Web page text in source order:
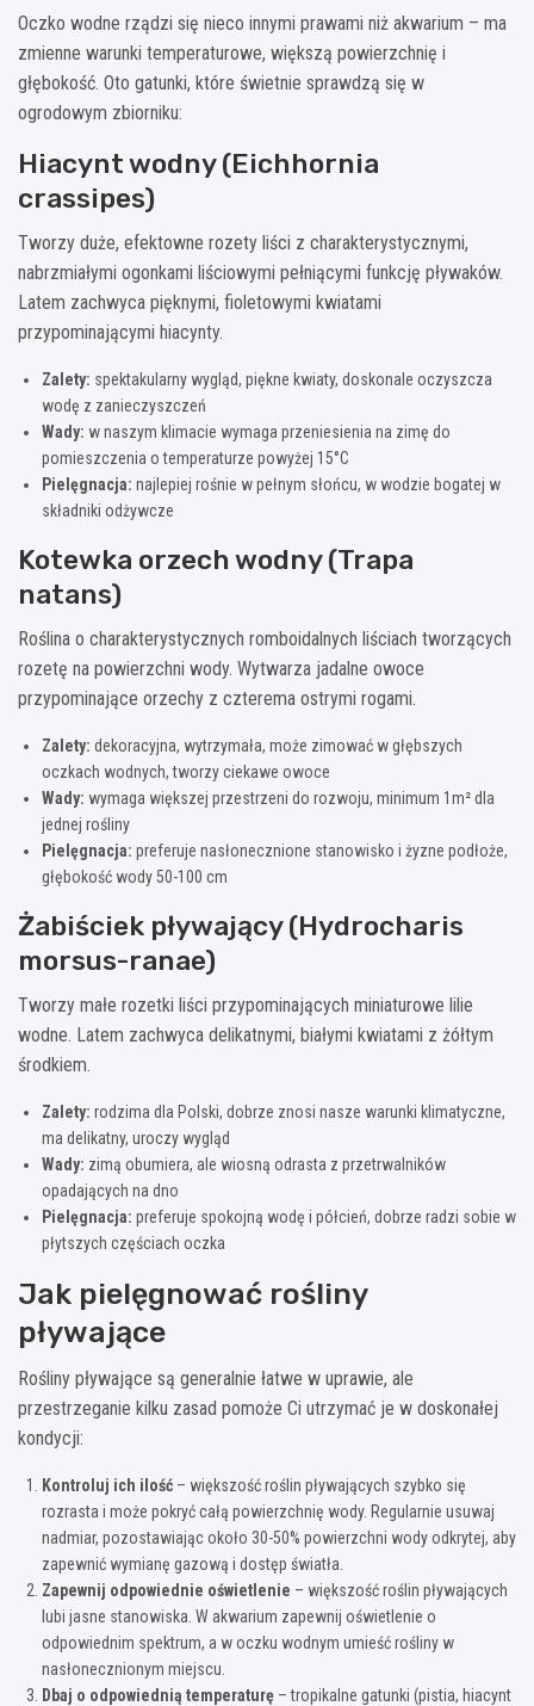
Oczko wodne rządzi się nieco innymi prawami niż akwarium – ma
zmienne warunki temperaturowe, większą powierzchnię i
głębokość. Oto gatunki, które świetnie sprawdzą się w
ogrodowym zbiorniku:
Hiacynt wodny (Eichhornia
crassipes)
Tworzy duże, efektowne rozety liści z charakterystycznymi,
nabrzmiałymi ogonkami liściowymi pełniącymi funkcję pływaków.
Latem zachwyca pięknymi, fioletowymi kwiatami
przypominającymi hiacynty.
Zalety: spektakularny wygląd, piękne kwiaty, doskonale oczyszcza
wodę z zanieczyszczeń
Wady: w naszym klimacie wymaga przeniesienia na zimę do
pomieszczenia o temperaturze powyżej 15°C
Pielęgnacja: najlepiej rośnie w pełnym słońcu, w wodzie bogatej w
składniki odżywcze
Kotewka orzech wodny (Trapa
natans)
Roślina o charakterystycznych romboidalnych liściach tworzących
rozetę na powierzchni wody. Wytwarza jadalne owoce
przypominające orzechy z czterema ostrymi rogami.
Zalety: dekoracyjna, wytrzymała, może zimować w głębszych
oczkach wodnych, tworzy ciekawe owoce
Wady: wymaga większej przestrzeni do rozwoju, minimum 1m² dla
jednej rośliny
Pielęgnacja: preferuje nasłonecznione stanowisko i żyzne podłoże,
głębokość wody 50-100 cm
Żabiściek pływający (Hydrocharis
morsus-ranae)
Tworzy małe rozetki liści przypominających miniaturowe lilie
wodne. Latem zachwyca delikatnymi, białymi kwiatami z żółtym
środkiem.
Zalety: rodzima dla Polski, dobrze znosi nasze warunki klimatyczne,
ma delikatny, uroczy wygląd
Wady: zimą obumiera, ale wiosną odrasta z przetrwalników
opadających na dno
Pielęgnacja: preferuje spokojną wodę i półcień, dobrze radzi sobie w
płytszych częściach oczka
Jak pielęgnować rośliny
pływające
Rośliny pływające są generalnie łatwe w uprawie, ale
przestrzeganie kilku zasad pomoże Ci utrzymać je w doskonałej
kondycji:
Kontroluj ich ilość – większość roślin pływających szybko się
rozrasta i może pokryć całą powierzchnię wody. Regularnie usuwaj
nadmiar, pozostawiając około 30-50% powierzchni wody odkrytej, aby
zapewnić wymianę gazową i dostęp światła.
Zapewnij odpowiednie oświetlenie – większość roślin pływających
lubi jasne stanowiska. W akwarium zapewnij oświetlenie o
odpowiednim spektrum, a w oczku wodnym umieść rośliny w
nasłonecznionym miejscu.
Dbaj o odpowiednią temperaturę – tropikalne gatunki (pistia, hiacynt